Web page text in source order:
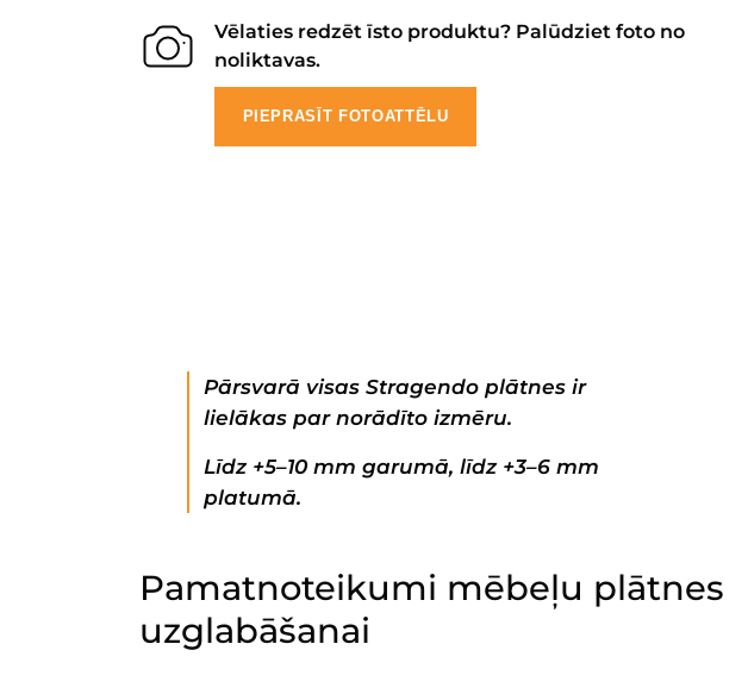
Vēlaties redzēt īsto produktu? Palūdziet foto no
noliktavas.
PIEPRASĪT FOTOATTĒLU
Pārsvarā visas Stragendo plātnes ir
lielākas par norādīto izmēru.
Līdz +5–10 mm garumā, līdz +3–6 mm
platumā.
Pamatnoteikumi mēbeļu plātnes
uzglabāšanai